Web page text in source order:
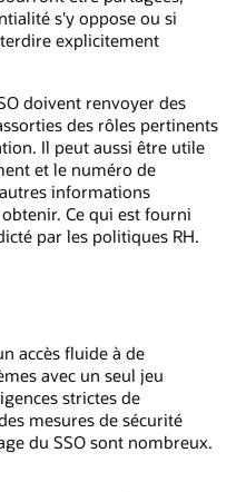
s'y oppose ou si
explicitement
doivent renvoyer des
des rôles pertinents
Il peut aussi être utile
et le numéro de
informations
Ce qui est fourni
par les politiques RH.
accès fluide à de
avec un seul jeu
strictes de
mesures de sécurité
du SSO sont nombreux.